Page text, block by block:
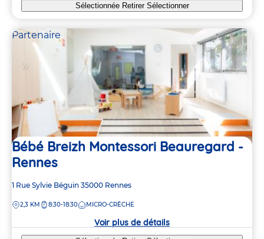
Sélectionnée Retirer Sélectionner
Partenaire
Bébé Breizh Montessori Beauregard -
Rennes
Adresse
la
1 Rue Sylvie Béguin 35000 Rennes
DISTANCE
2,3 KM 8:30-18:30 MICRO-CRÈCHE
Voir plus de détails